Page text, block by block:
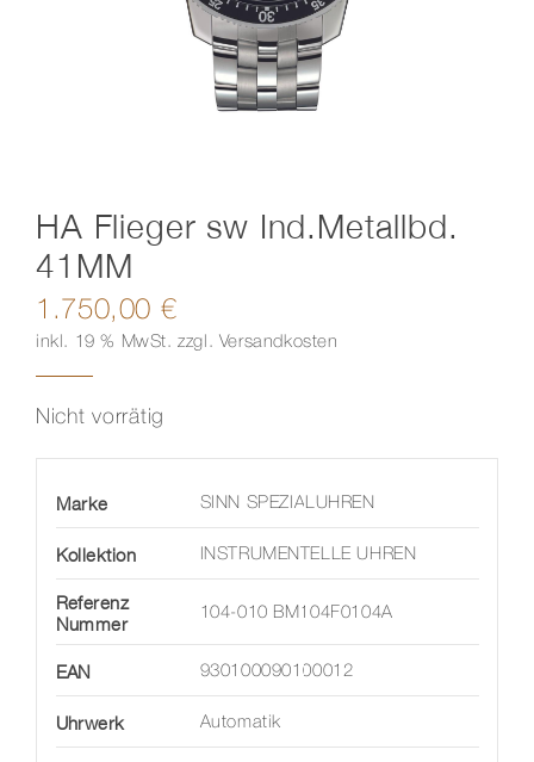
HA Flieger sw Ind.Metallbd.
41MM
1.750,00 €
inkl. 19 % MwSt. zzgl. Versandkosten
Nicht vorrätig
Marke SINN SPEZIALUHREN
Kollektion INSTRUMENTELLE UHREN
Referenz
Nummer
104-010 BM104F0104A
EAN 930100090100012
Uhrwerk Automatik